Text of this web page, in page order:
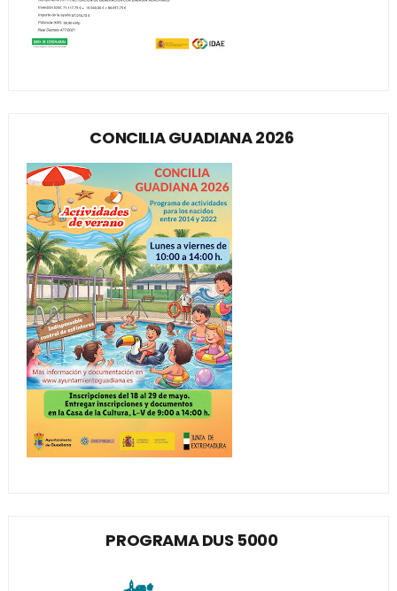
CONCILIA GUADIANA 2026
PROGRAMA DUS 5000